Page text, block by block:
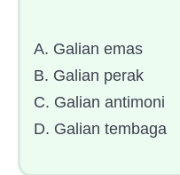
A. Galian emas
B. Galian perak
C. Galian antimoni
D. Galian tembaga